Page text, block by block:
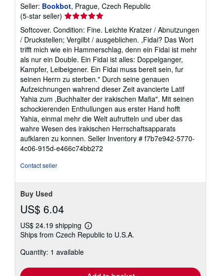
Seller: Bookbot, Prague, Czech Republic
(5-star seller) Seller
rating
5
out
of
5
stars
Softcover. Condition: Fine. Leichte Kratzer / Abnutzungen
/ Druckstellen; Vergilbt / ausgeblichen. ,Fidai? Das Wort
trifft mich wie ein Hammerschlag, denn ein Fidai ist mehr
als nur ein Double. Ein Fidai ist alles: Doppelganger,
Kampfer, Leibeigener. Ein Fidai muss bereit sein, fur
seinen Herrn zu sterben." Durch seine genauen
Aufzeichnungen wahrend dieser Zeit avancierte Latif
Yahia zum ,Buchhalter der irakischen Mafia". Mit seinen
schockierenden Enthullungen aus erster Hand hofft
Yahia, einmal mehr die Welt aufrutteln und uber das
wahre Wesen des irakischen Herrschaftsapparats
aufklaren zu konnen. Seller Inventory # f7b7e942-5770-
4c06-915d-e466c74bb272
Contact seller
Buy Used
US$ 6.04
US$ 24.19 shipping
Learn
more
Ships from Czech Republic to U.S.A.
Quantity: 1 available